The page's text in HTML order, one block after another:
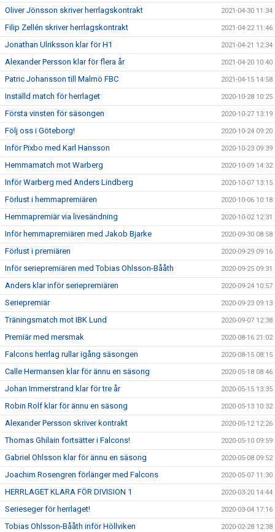
Oliver Jönsson skriver herrlagskontrakt 2021-04-30 11:34
Filip Zellén skriver herrlagskontrakt 2021-04-22 11:46
Jonathan Ulriksson klar för H1 2021-04-21 12:34
Alexander Persson klar för flera år 2021-04-20 10:40
Patric Johansson till Malmö FBC 2021-04-15 14:58
Inställd match för herrlaget 2020-10-28 10:25
Första vinsten för säsongen 2020-10-27 13:19
Följ oss i Göteborg! 2020-10-24 09:20
Inför Pixbo med Karl Hansson 2020-10-23 09:39
Hemmamatch mot Warberg 2020-10-09 14:32
Inför Warberg med Anders Lindberg 2020-10-07 13:15
Förlust i hemmapremiären 2020-10-06 10:18
Hemmapremiär via livesändning 2020-10-02 12:31
Inför hemmapremiären med Jakob Bjarke 2020-09-30 08:58
Förlust i premiären 2020-09-29 09:16
Inför seriepremiären med Tobias Ohlsson-Bååth 2020-09-25 09:31
Anders klar inför seriepremiären 2020-09-24 10:57
Seriepremiär 2020-09-23 09:13
Träningsmatch mot IBK Lund 2020-09-07 12:38
Premiär med mersmak 2020-08-16 21:02
Falcons herrlag rullar igång säsongen 2020-08-15 08:15
Calle Hermansen klar för ännu en säsong 2020-05-18 08:46
Johan Immerstrand klar för tre år 2020-05-15 13:35
Robin Rolf klar för ännu en säsong 2020-05-13 10:32
Alexander Persson skriver kontrakt 2020-05-12 12:26
Thomas Ghilain fortsätter i Falcons! 2020-05-10 09:59
Gabriel Ohlsson klar för ännu en säsong 2020-05-08 09:52
Joachim Rosengren förlänger med Falcons 2020-05-07 11:30
HERRLAGET KLARA FÖR DIVISION 1 2020-03-20 14:44
Serieseger för herrlaget! 2020-03-04 17:16
Tobias Ohlsson-Bååth inför Höllviken 2020-02-28 12:38